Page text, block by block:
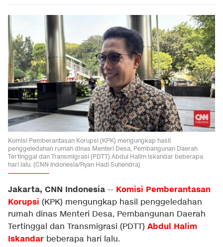
Komisi Pemberantasan Korupsi (KPK) mengungkap hasil
penggeledahan rumah dinas Menteri Desa, Pembangunan Daerah
Tertinggal dan Transmigrasi (PDTT) Abdul Halim Iskandar beberapa
hari lalu. (CNN Indonesia/Ryan Hadi Suhendra)
Jakarta, CNN Indonesia -- Komisi Pemberantasan
Korupsi (KPK) mengungkap hasil penggeledahan
rumah dinas Menteri Desa, Pembangunan Daerah
Tertinggal dan Transmigrasi (PDTT) Abdul Halim
Iskandar beberapa hari lalu.